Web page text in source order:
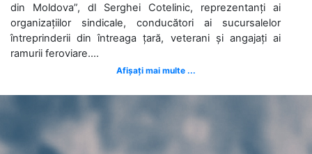
din Moldova”, dl Serghei Cotelinic, reprezentanți ai
organizațiilor sindicale, conducători ai sucursalelor
întreprinderii din întreaga țară, veterani și angajați ai
ramurii feroviare....
Afișați mai multe ...